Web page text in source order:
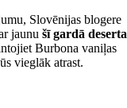
Slovēnijas blogere
jaunu šī gardā deserta
Burbona vaniļas
vieglāk atrast.